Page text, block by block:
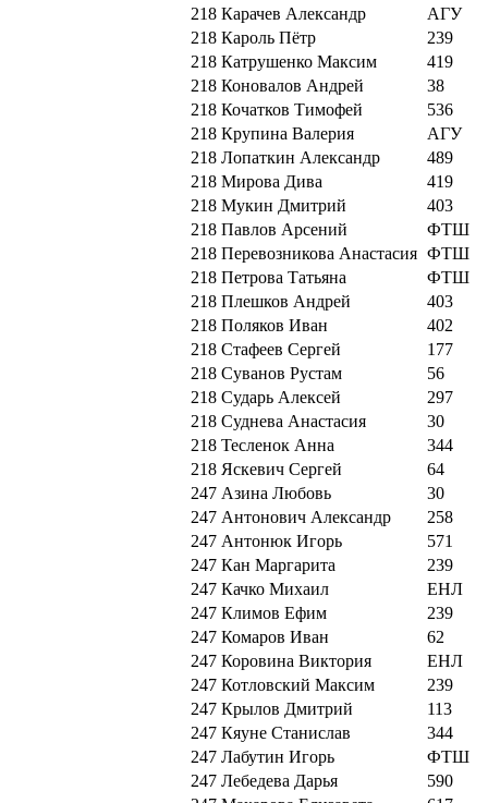
218 Карачев Александр
АГУ
218 Кароль Пётр
239
218 Катрушенко Максим
419
218 Коновалов Андрей
38
218 Кочатков Тимофей
536
218 Крупина Валерия
АГУ
218 Лопаткин Александр
489
218 Мирова Дива
419
218 Мукин Дмитрий
403
218 Павлов Арсений
ФТШ
218 Перевозникова Анастасия ФТШ
218 Петрова Татьяна
ФТШ
218 Плешков Андрей
403
218 Поляков Иван
402
218 Стафеев Сергей
177
218 Суванов Рустам
56
218 Сударь Алексей
297
218 Суднева Анастасия
30
218 Тесленок Анна
344
218 Яскевич Сергей
64
247 Азина Любовь
30
247 Антонович Александр
258
247 Антонюк Игорь
571
247 Кан Маргарита
239
247 Качко Михаил
ЕНЛ
247 Климов Ефим
239
247 Комаров Иван
62
247 Коровина Виктория
ЕНЛ
247 Котловский Максим
239
247 Крылов Дмитрий
113
247 Кяуне Станислав
344
247 Лабутин Игорь
ФТШ
247 Лебедева Дарья
590